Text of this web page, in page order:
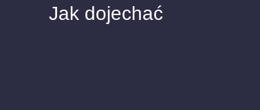
Jak dojechać